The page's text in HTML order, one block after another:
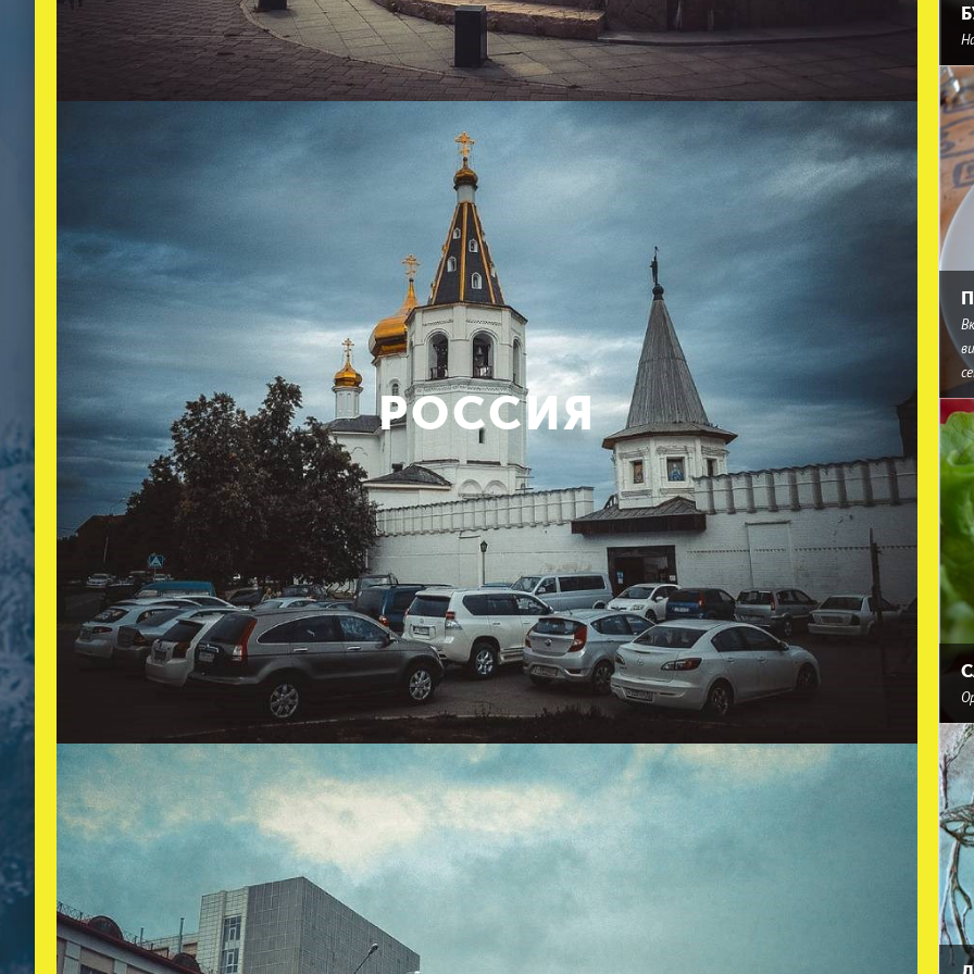
На площади Памяти находятся Солдатская аллея и мемориал памяти тюменцев,
погибших в Великой отечественной войне, а также стела высотой 29 метров,
символизирующая свечу. Над Вечным огнем установлены три колокола, отлитых
в Каменск-Уральском.
РОССИЯ